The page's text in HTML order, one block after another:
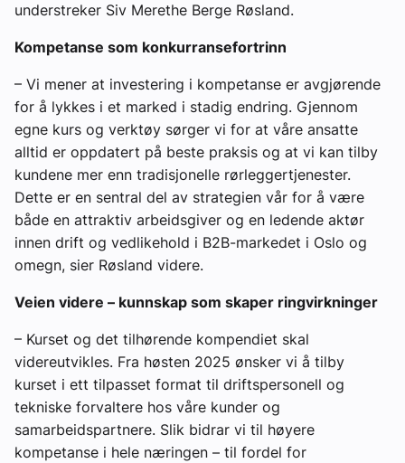
understreker Siv Merethe Berge Røsland.
Kompetanse som konkurransefortrinn
– Vi mener at investering i kompetanse er avgjørende
for å lykkes i et marked i stadig endring. Gjennom
egne kurs og verktøy sørger vi for at våre ansatte
alltid er oppdatert på beste praksis og at vi kan tilby
kundene mer enn tradisjonelle rørleggertjenester.
Dette er en sentral del av strategien vår for å være
både en attraktiv arbeidsgiver og en ledende aktør
innen drift og vedlikehold i B2B-markedet i Oslo og
omegn, sier Røsland videre.
Veien videre – kunnskap som skaper ringvirkninger
– Kurset og det tilhørende kompendiet skal
videreutvikles. Fra høsten 2025 ønsker vi å tilby
kurset i ett tilpasset format til driftspersonell og
tekniske forvaltere hos våre kunder og
samarbeidspartnere. Slik bidrar vi til høyere
kompetanse i hele næringen – til fordel for